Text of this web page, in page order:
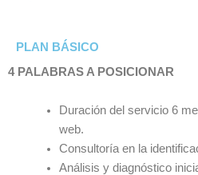
PLAN BÁSICO
4 PALABRAS A POSICIONAR
Duración del servicio 6
web.
Consultoría en la
Análisis y diagnóstico